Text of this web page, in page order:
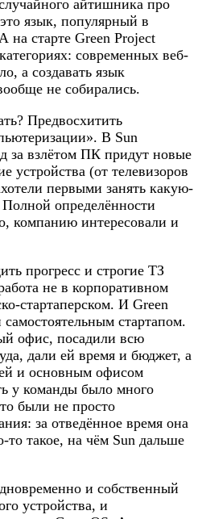
айтишника про
язык, популярный в
на старте Green Project
современных веб-
а создавать язык
не собирались.
Предвосхитить
В Sun
за взлётом ПК придут новые
устройства (от телевизоров
первыми занять какую-
определённости
компанию интересовали и
прогресс и строгие ТЗ
не в корпоративном
стартаперском. И Green
стартапом.
офис, посадили всю
дали ей время и бюджет, а
и основным офисом
у команды было много
были не просто
за отведённое время она
то такое, на чём Sun дальше
и собственный
устройства, и